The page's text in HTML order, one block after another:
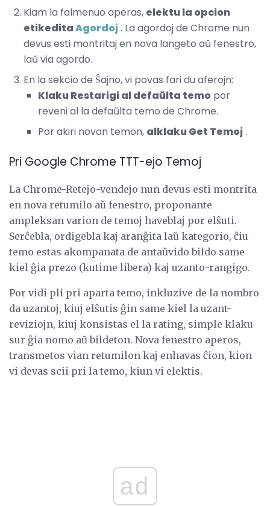
Kiam la falmenuo aperas, elektu la opcion
etikeditaAgordoj. La agordoj de Chrome nun
devus esti montritaj en nova langeto aŭ fenestro,
laŭ via agordo.
En la sekcio de Ŝajno, vi povas fari du aferojn:
Klaku Restarigi al defaŭlta temo por
reveni al la defaŭlta temo de Chrome.
Por akiri novan temon, alklaku Get Temoj.
Pri Google Chrome TTT-ejo Temoj
La Chrome-Retejo-vendejo nun devus esti montrita
en nova retumilo aŭ fenestro, proponante
ampleksan varion de temoj haveblaj por elŝuti.
Serĉebla, ordigebla kaj aranĝita laŭ kategorio, ĉiu
temo estas akompanata de antaŭvido bildo same
kiel ĝia prezo (kutime libera) kaj uzanto-rangigo.
Por vidi pli pri aparta temo, inkluzive de la nombro
da uzantoj, kiuj elŝutis ĝin same kiel la uzant-
reviziojn, kiuj konsistas el la rating, simple klaku
sur ĝia nomo aŭ bildeton. Nova fenestro aperos,
transmetos vian retumilon kaj enhavas ĉion, kion
vi devas scii pri la temo, kiun vi elektis.
ad